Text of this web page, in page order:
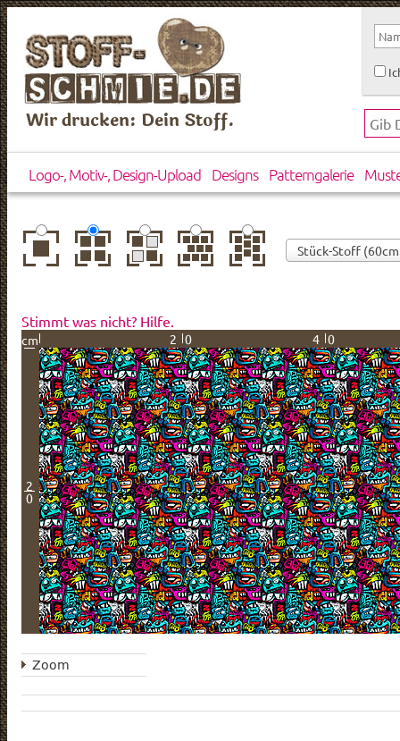
Wir drucken: Dein Stoff.
Logo-, Motiv-, Design-Upload Designs Patterngalerie
zentriert
einfach
wiederholt
gespiegelthorizontal
versetzt
vertikal
versetzt
Stimmt was nicht? Hilfe.
cm 20 40
2
0
Zoom